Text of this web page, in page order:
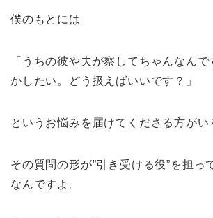
僕のもとには
「うちの彼や夫が察してちゃんなんで
かしたい。どう扱えばいいです？」
というお悩みを届けてくださる方がい
その質問の形が”引き受ける役”を担っ
なんですよ。